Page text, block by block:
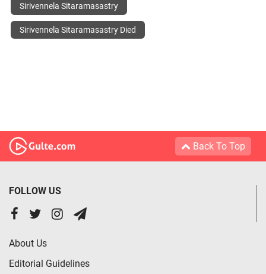
Sirivennela Sitaramasastry
Sirivennela Sitaramasastry Died
Back To Top
FOLLOW US
About Us
Editorial Guidelines